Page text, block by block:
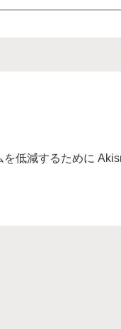
低減するために